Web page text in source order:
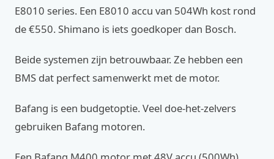
E8010 series. Een E8010 accu van 504Wh kost rond
de €550. Shimano is iets goedkoper dan Bosch.
Beide systemen zijn betrouwbaar. Ze hebben een
BMS dat perfect samenwerkt met de motor.
Bafang is een budgetoptie. Veel doe-het-zelvers
gebruiken Bafang motoren.